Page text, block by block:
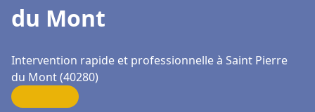
du Mont
Intervention rapide et professionnelle à Saint Pierre
du Mont (40280)